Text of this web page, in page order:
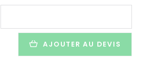
quantité
Trousse
personnalisée
AJOUTER AU DEVIS